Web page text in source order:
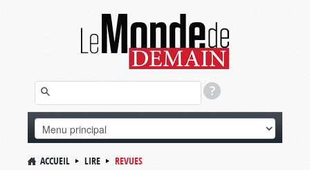
ACCUEIL LIRE REVUES